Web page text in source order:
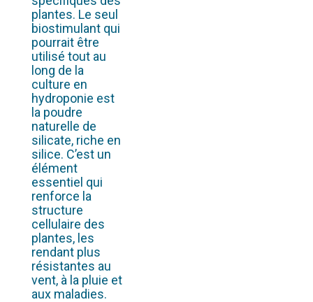
plantes. Le seul
biostimulant qui
pourrait être
utilisé tout au
long de la
culture en
hydroponie est
la poudre
naturelle de
silicate, riche en
silice. C’est un
élément
essentiel qui
renforce la
structure
cellulaire des
plantes, les
rendant plus
résistantes au
vent, à la pluie et
aux maladies.